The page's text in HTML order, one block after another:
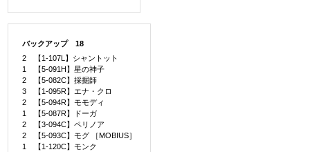
バックアップ 18
2 【1-107L】シャントット
1 【5-091H】星の神子
2 【5-082C】採掘師
3 【1-095R】エナ・クロ
2 【5-094R】モモディ
1 【5-087R】ドーガ
2 【3-094C】ペリノア
2 【5-093C】モグ ［MOBIUS］
1 【1-120C】モンク